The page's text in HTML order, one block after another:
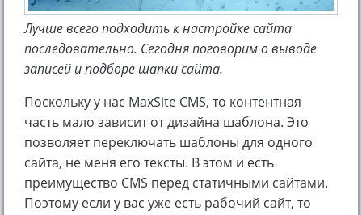
Лучше всего подходить к настройке сайта
последовательно. Сегодня поговорим о выводе
записей и подборе шапки сайта.
Поскольку у нас MaxSite CMS, то контентная
часть мало зависит от дизайна шаблона. Это
позволяет переключать шаблоны для одного
сайта, не меня его тексты. В этом и есть
преимущество CMS перед статичными сайтами.
Поэтому если у вас уже есть рабочий сайт, то